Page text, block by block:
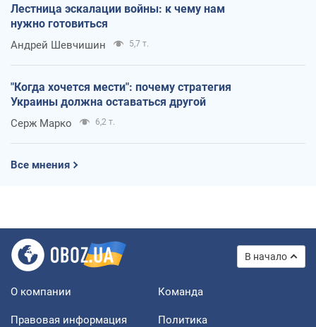
Лестница эскалации войны: к чему нам
нужно готовиться
Андрей Шевчишин 5,7 т.
"Когда хочется мести": почему стратегия
Украины должна оставаться другой
Серж Марко 6,2 т.
Все мнения
В начало
О компании Команда
Правовая информация
Политика